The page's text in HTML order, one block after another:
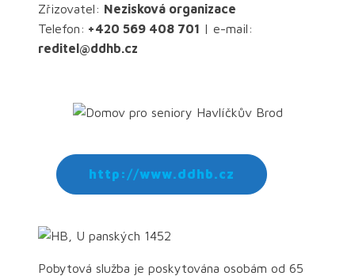
Zřizovatel: Nezisková organizace
Telefon: +420 569 408 701 | e-mail:
reditel@ddhb.cz
http://www.ddhb.cz
Pobytová služba je poskytována osobám od 65